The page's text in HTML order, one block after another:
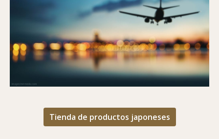
Tienda de productos japoneses